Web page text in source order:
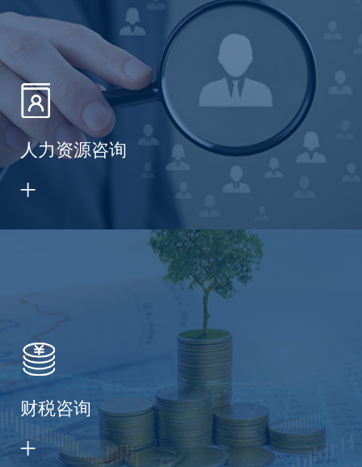
人力资源咨询
财税咨询